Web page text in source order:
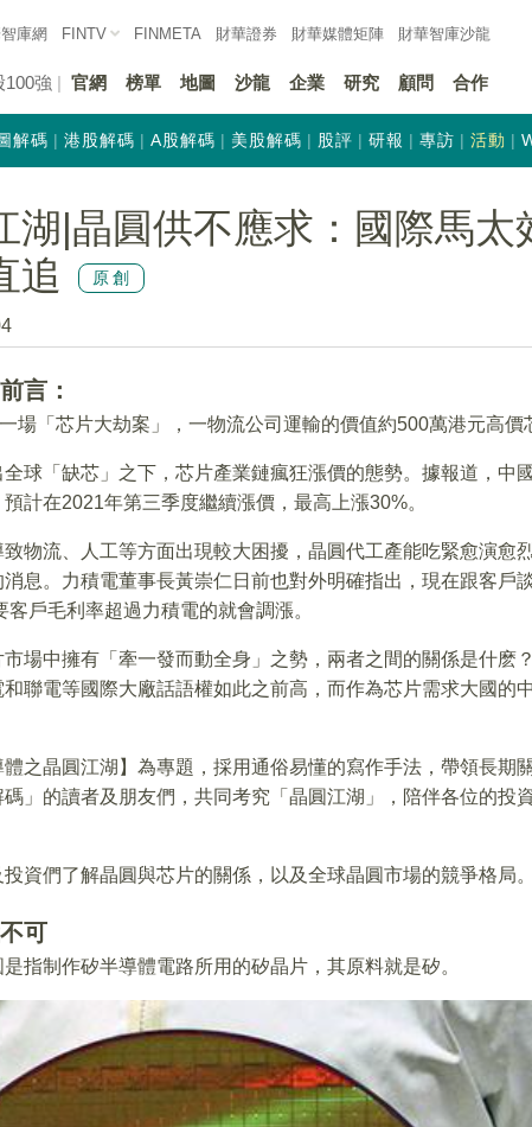
庫網 FINTV FINMETA 財華證券 財華媒體矩陣 財華智庫沙龍
100強 官網 榜單 地圖 沙龍 企業 研究 顧問 合作
解碼 港股解碼 A股解碼 美股解碼 股評 研報 專訪 活動
湖|晶圓供不應求：國際馬太
追
原創
言：
場「芯片大劫案」，一物流公司運輸的價值約500萬港元高價
全球「缺芯」之下，芯片產業鏈瘋狂漲價的態勢。據報道，中
計在2021年第三季度繼續漲價，最高上漲30%。
物流、人工等方面出現較大困擾，晶圓代工產能吃緊愈演愈烈
息。力積電董事長黃崇仁日前也對外明確指出，現在跟客戶
戶毛利率超過力積電的就會調漲。
場中擁有「牽一發而動全身」之勢，兩者之間的關係是什麽
聯電等國際大廠話語權如此之前高，而作為芯片需求大國的
之晶圓江湖】為專題，採用通俗易懂的寫作手法，帶領長期
」的讀者及朋友們，共同考究「晶圓江湖」，陪伴各位的投
資們了解晶圓與芯片的關係，以及全球晶圓市場的競爭格局。
可
指制作矽半導體電路所用的矽晶片，其原料就是矽。